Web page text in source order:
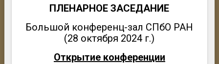
ПЛЕНАРНОЕ ЗАСЕДАНИЕ
Большой конференц-зал СПбО РАН
(28 октября 2024 г.)
Открытие конференции